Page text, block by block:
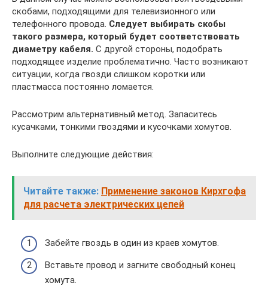
скобами, подходящими для телевизионного или
телефонного провода. Следует выбирать скобы
такого размера, который будет соответствовать
диаметру кабеля. С другой стороны, подобрать
подходящее изделие проблематично. Часто возникают
ситуации, когда гвозди слишком коротки или
пластмасса постоянно ломается.
Рассмотрим альтернативный метод. Запаситесь
кусачками, тонкими гвоздями и кусочками хомутов.
Выполните следующие действия:
Читайте также: Применение законов Кирхгофа
для расчета электрических цепей
Забейте гвоздь в один из краев хомутов.
Вставьте провод и загните свободный конец
хомута.